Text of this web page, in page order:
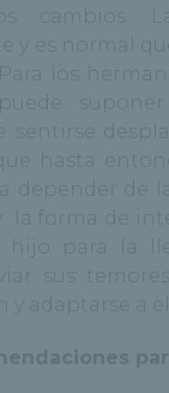
cambios.
y es normal
los
sentirse
hasta
a depender de
la forma de
hijo para la
sus
y adaptarse a